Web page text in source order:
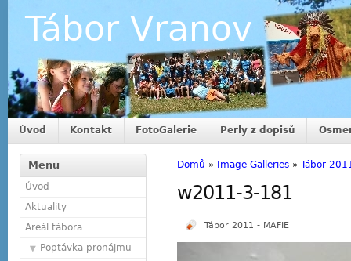
Tábor Vranov
Úvod Kontakt FotoGalerie Perly z dopisů
Menu
Úvod
Aktuality
Areál tábora
Poptávka pronájmu
Domů » Image Galleries » Tábor
w2011-3-181
Tábor 2011 - MAFIE